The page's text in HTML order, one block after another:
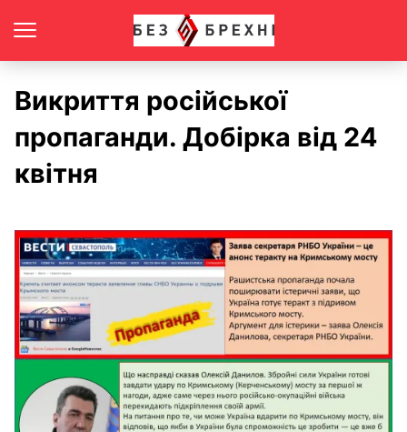
Викриття російської
пропаганди. Добірка від 24
квітня